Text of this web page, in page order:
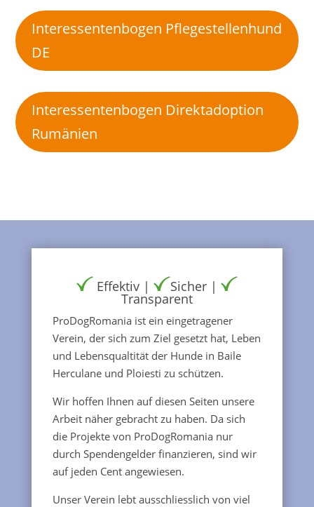
Interessentenbogen Pflegestellenhund
DE
Interessentenbogen Direktadoption
Rumänien
Effektiv | Sicher |
Transparent
ProDogRomania ist ein eingetragener
Verein, der sich zum Ziel gesetzt hat, Leben
und Lebensqualtität der Hunde in Baile
Herculane und Ploiesti zu schützen.
Wir hoffen Ihnen auf diesen Seiten unsere
Arbeit näher gebracht zu haben. Da sich
die Projekte von ProDogRomania nur
durch Spendengelder finanzieren, sind wir
auf jeden Cent angewiesen.
Unser Verein lebt ausschliesslich von viel